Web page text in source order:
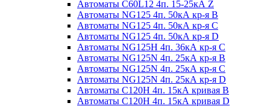
Автоматы C60L12 4п. 15-25кА Z
Автоматы NG125 4п. 50кА кр-я B
Автоматы NG125 4п. 50кА кр-я C
Автоматы NG125 4п. 50кА кр-я D
Автоматы NG125H 4п. 36кА кр-я C
Автоматы NG125N 4п. 25кА кр-я B
Автоматы NG125N 4п. 25кА кр-я C
Автоматы NG125N 4п. 25кА кр-я D
Автоматы С120H 4п. 15кА кривая B
Автоматы С120H 4п. 15кА кривая D